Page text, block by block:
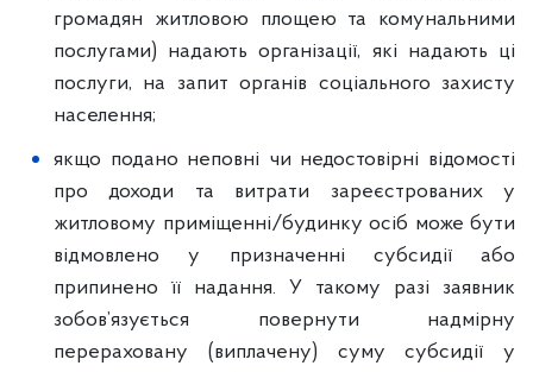
громадян житловою площею та комунальними
послугами) надають організації, які надають ці
послуги, на запит органів соціального захисту
населення;
якщо подано неповні чи недостовірні відомості
про доходи та витрати зареєстрованих у
житловому приміщенні/будинку осіб може бути
відмовлено у призначенні субсидії або
припинено її надання. У такому разі заявник
зобов’язується повернути надмірну
перераховану (виплачену) суму субсидії у